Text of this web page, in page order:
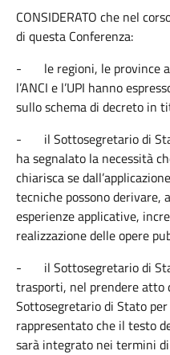
CONSIDERATO che nel
di questa Conferenza:
- le regioni, le province
l’ANCI e l’UPI hanno
sullo schema di decreto in
- il Sottosegretario di
ha segnalato la necessità
chiarisca se
tecniche possono derivare,
esperienze applicative,
realizzazione delle opere
- il Sottosegretario di
trasporti, nel prendere atto
Sottosegretario di Stato
rappresentato che il testo
sarà integrato nei termini